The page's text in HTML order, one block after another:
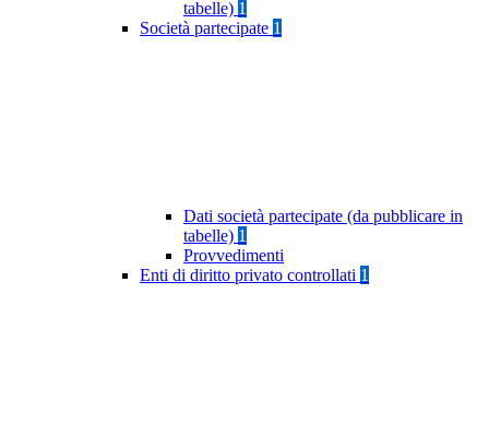
tabelle) 1
Società partecipate 1
Dati società partecipate (da pubblicare in
tabelle) 1
Provvedimenti
Enti di diritto privato controllati 1